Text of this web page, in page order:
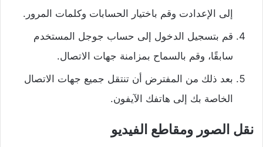
إلى الإعدادت وقم باختيار الحسابات وكلمات المرور.
قم بتسجيل الدخول إلى حساب جوجل المستخدم
سابقًا، وقم بالسماح بمزامنة جهات الاتصال.
بعد ذلك من المفترض أن تنتقل جميع جهات الاتصال
الخاصة بك إلى هاتفك الآيفون.
نقل الصور ومقاطع الفيديو